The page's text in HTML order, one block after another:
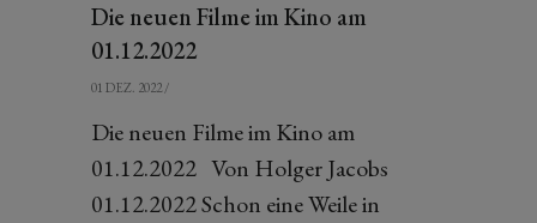
Die neuen Filme im Kino am
01.12.2022
01 DEZ. 2022 /
Die neuen Filme im Kino am
01.12.2022 Von Holger Jacobs
01.12.2022 Schon eine Weile in